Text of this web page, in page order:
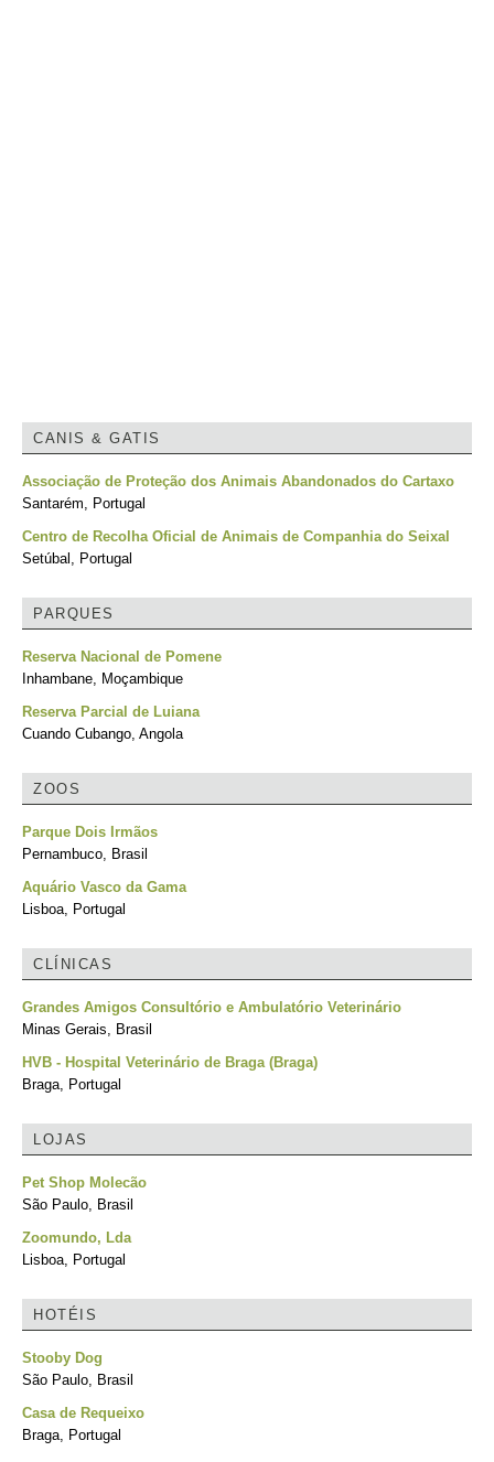
CANIS & GATIS
Associação de Proteção dos Animais Abandonados do Cartaxo
Santarém, Portugal
Centro de Recolha Oficial de Animais de Companhia do Seixal
Setúbal, Portugal
PARQUES
Reserva Nacional de Pomene
Inhambane, Moçambique
Reserva Parcial de Luiana
Cuando Cubango, Angola
ZOOS
Parque Dois Irmãos
Pernambuco, Brasil
Aquário Vasco da Gama
Lisboa, Portugal
CLÍNICAS
Grandes Amigos Consultório e Ambulatório Veterinário
Minas Gerais, Brasil
HVB - Hospital Veterinário de Braga (Braga)
Braga, Portugal
LOJAS
Pet Shop Molecão
São Paulo, Brasil
Zoomundo, Lda
Lisboa, Portugal
HOTÉIS
Stooby Dog
São Paulo, Brasil
Casa de Requeixo
Braga, Portugal